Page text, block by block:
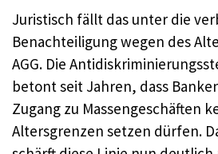
Juristisch fällt das unter die
Benachteiligung wegen des
AGG. Die
betont seit Jahren, dass
Zugang zu Massengeschäften
Altersgrenzen setzen dürfen.